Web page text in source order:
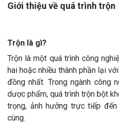
Giới thiệu về quá trình trộn
Trộn là gì?
Trộn là một quá trình công
hai hoặc nhiều thành phần lại
đồng nhất. Trong ngành công
dược phẩm, quá trình trộn bột
trọng, ảnh hưởng trực tiếp
cùng.